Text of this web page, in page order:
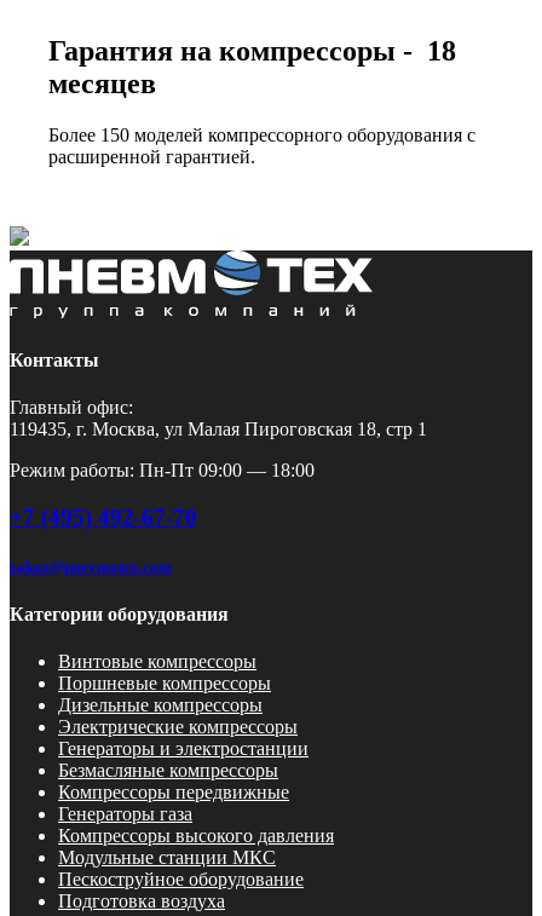
Гарантия на компрессоры - 18
месяцев
Более 150 моделей компрессорного оборудования с
расширенной гарантией.
Контакты
Главный офис:
119435, г. Москва, ул Малая Пироговская 18, стр 1
Режим работы: Пн-Пт 09:00 — 18:00
+7 (495) 492-67-70
zakaz@pnevmotex.com
Категории оборудования
Винтовые компрессоры
Поршневые компрессоры
Дизельные компрессоры
Электрические компрессоры
Генераторы и электростанции
Безмасляные компрессоры
Компрессоры передвижные
Генераторы газа
Компрессоры высокого давления
Модульные станции МКС
Пескоструйное оборудование
Подготовка воздуха